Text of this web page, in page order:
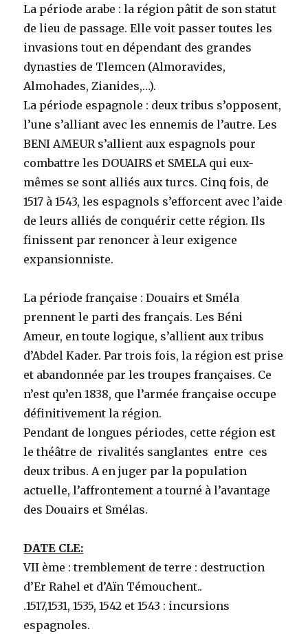
La période arabe : la région pâtit de son statut
de lieu de passage. Elle voit passer toutes les
invasions tout en dépendant des grandes
dynasties de Tlemcen (Almoravides,
Almohades, Zianides,…).
La période espagnole : deux tribus s’opposent,
l’une s’alliant avec les ennemis de l’autre. Les
BENI AMEUR s’allient aux espagnols pour
combattre les DOUAIRS et SMELA qui eux-
mêmes se sont alliés aux turcs. Cinq fois, de
1517 à 1543, les espagnols s’efforcent avec l’aide
de leurs alliés de conquérir cette région. Ils
finissent par renoncer à leur exigence
expansionniste.
La période française : Douairs et Sméla
prennent le parti des français. Les Béni
Ameur, en toute logique, s’allient aux tribus
d’Abdel Kader. Par trois fois, la région est prise
et abandonnée par les troupes françaises. Ce
n’est qu’en 1838, que l’armée française occupe
définitivement la région.
Pendant de longues périodes, cette région est
le théâtre de rivalités sanglantes entre ces
deux tribus. A en juger par la population
actuelle, l’affrontement a tourné à l’avantage
des Douairs et Smélas.
DATE CLE:
VII ème : tremblement de terre : destruction
d’Er Rahel et d’Aïn Témouchent..
.1517,1531, 1535, 1542 et 1543 : incursions
espagnoles.